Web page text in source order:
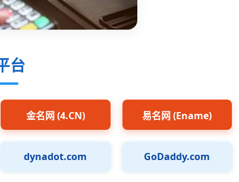
台
金名网 (4.CN) 易名网 (Ename)
dynadot.com GoDaddy.com